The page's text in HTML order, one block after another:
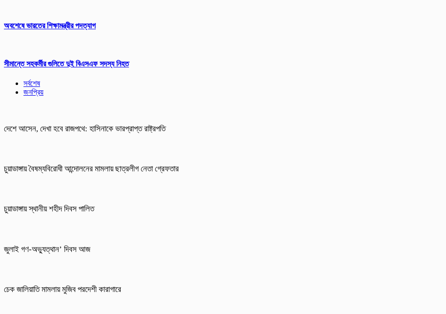
অবশেষে ভারতের শিক্ষামন্ত্রীর পদত্যাগ
সীমান্তে সহকর্মীর গুলিতে দুই বিএসএফ সদস্য নিহত
সর্বশেষ
জনপ্রিয়
দেশে আসেন, দেখা হবে রাজপথে: হাসিনাকে ভারপ্রাপ্ত রাষ্ট্রপতি
চুয়াডাঙ্গায় বৈষম্যবিরোধী আন্দোলনের মামলায় ছাত্রলীগ নেতা গ্রেফতার
চুয়াডাঙ্গায় স্থানীয় শহীদ দিবস পা‌লিত
জুলাই গণ-অভ্যুত্থান’ দিবস আজ
চেক জালিয়াতি মামলায় মুজিব পরদেশী কারাগারে